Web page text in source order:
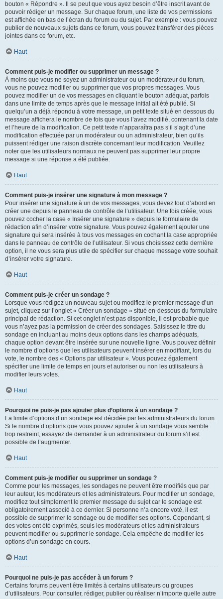
bouton « Répondre ». Il se peut que vous ayez besoin d’être inscrit avant de
pouvoir rédiger un message. Sur chaque forum, une liste de vos permissions
est affichée en bas de l’écran du forum ou du sujet. Par exemple : vous pouvez
publier de nouveaux sujets dans ce forum, vous pouvez transférer des pièces
jointes dans ce forum, etc.
Haut
Comment puis-je modifier ou supprimer un message ?
À moins que vous ne soyez un administrateur ou un modérateur du forum,
vous ne pouvez modifier ou supprimer que vos propres messages. Vous
pouvez modifier un de vos messages en cliquant le bouton adéquat, parfois
dans une limite de temps après que le message initial ait été publié. Si
quelqu’un a déjà répondu à votre message, un petit texte situé en dessous du
message affichera le nombre de fois que vous l’avez modifié, contenant la date
et l’heure de la modification. Ce petit texte n’apparaîtra pas s’il s’agit d’une
modification effectuée par un modérateur ou un administrateur, bien qu’ils
puissent rédiger une raison discrète concernant leur modification. Veuillez
noter que les utilisateurs normaux ne peuvent pas supprimer leur propre
message si une réponse a été publiée.
Haut
Comment puis-je insérer une signature à mon message ?
Pour insérer une signature à un de vos messages, vous devez tout d’abord en
créer une depuis le panneau de contrôle de l’utilisateur. Une fois créée, vous
pouvez cocher la case « Insérer une signature » depuis le formulaire de
rédaction afin d’insérer votre signature. Vous pouvez également ajouter une
signature qui sera insérée à tous vos messages en cochant la case appropriée
dans le panneau de contrôle de l’utilisateur. Si vous choisissez cette dernière
option, il ne vous sera plus utile de spécifier sur chaque message votre souhait
d’insérer votre signature.
Haut
Comment puis-je créer un sondage ?
Lorsque vous rédigez un nouveau sujet ou modifiez le premier message d’un
sujet, cliquez sur l’onglet « Créer un sondage » situé en-dessous du formulaire
principal de rédaction. Si cet onglet n’est pas disponible, il est probable que
vous n’ayez pas la permission de créer des sondages. Saisissez le titre du
sondage en incluant au moins deux options dans les champs adéquats,
chaque option devant être insérée sur une nouvelle ligne. Vous pouvez définir
le nombre d’options que les utilisateurs peuvent insérer en modifiant, lors du
vote, le nombre des « Options par utilisateur ». Vous pouvez également
spécifier une limite de temps en jours et autoriser ou non les utilisateurs à
modifier leurs votes.
Haut
Pourquoi ne puis-je pas ajouter plus d’options à un sondage ?
La limite d’options d’un sondage est décidée par les administrateurs du forum.
Si le nombre d’options que vous pouvez ajouter à un sondage vous semble
trop restreint, essayez de demander à un administrateur du forum s’il est
possible de l’augmenter.
Haut
Comment puis-je modifier ou supprimer un sondage ?
Comme pour les messages, les sondages ne peuvent être modifiés que par
leur auteur, les modérateurs et les administrateurs. Pour modifier un sondage,
modifiez tout simplement le premier message du sujet car le sondage est
obligatoirement associé à ce dernier. Si personne n’a encore voté, il est
possible de supprimer le sondage ou de modifier ses options. Cependant, si
des votes ont été exprimés, seuls les modérateurs et les administrateurs
peuvent modifier ou supprimer le sondage. Cela empêche de modifier les
options d’un sondage en cours.
Haut
Pourquoi ne puis-je pas accéder à un forum ?
Certains forums peuvent être limités à certains utilisateurs ou groupes
d’utilisateurs. Pour consulter, rédiger, publier ou réaliser n’importe quelle autre